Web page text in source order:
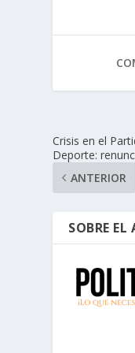
Crisis en el
Deporte:
ANTERIOR
SOBRE EL